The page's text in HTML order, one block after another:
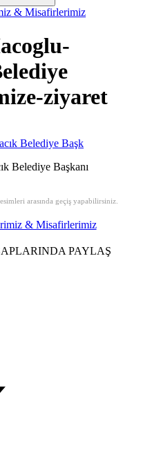
& Misafirlerimiz
ziyaret
Belediye Başkanı
arasında geçiş yapabilirsiniz.
& Misafirlerimiz
PAYLAŞ